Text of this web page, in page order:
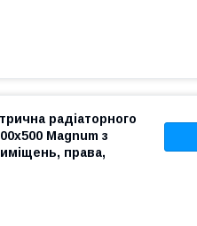
радіаторного
Magnum з
права,